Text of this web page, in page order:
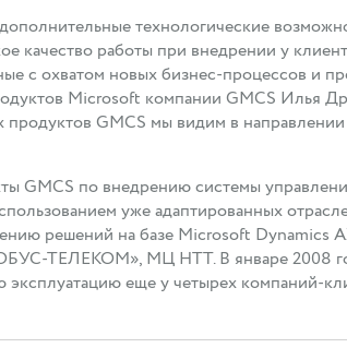
технологические
качество работы при внедрении у
с охватом новых бизнес-процессов и
Microsoft компании GMCS Илья
GMCS мы видим в
GMCS по внедрению системы
уже адаптированных
решений на базе Microsoft Dynamics
ТЕЛЕКОМ», МЦ НТТ. В январе 2008
еще у четырех компаний-